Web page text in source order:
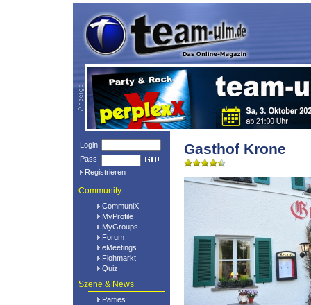
Login
Pass
Registrieren
Community
CommuniX
MyProfile
MyGroups
Forum
eMeetings
Flohmarkt
Quiz
Szene & News
Parties
Gasthof Krone